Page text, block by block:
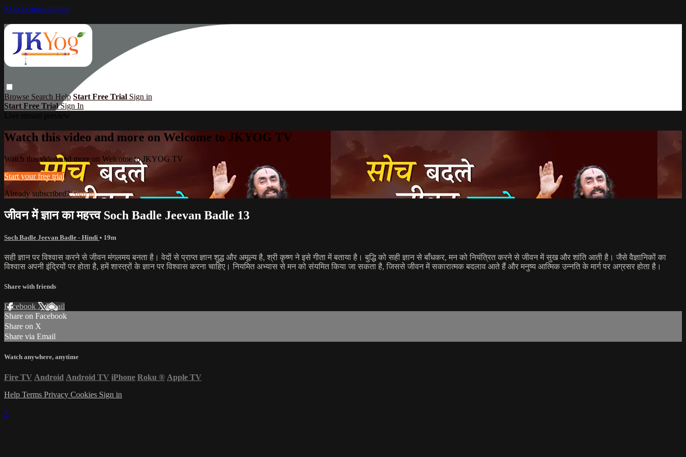
Skip to main content
Browse Search Help Start Free Trial Sign in
Start Free TrialSign In
Watch this video and more on Welcome to JKYOG TV
Watch this video and more on Welcome to JKYOG TV
Start your free trial
Already subscribed?Sign in
जीवन में ज्ञान का महत्त्व Soch Badle Jeevan Badle 13
Soch Badle Jeevan Badle - Hindi • 19m
सही ज्ञान पर विश्वास करने से जीवन मंगलमय बनता है। वेदों से प्राप्त ज्ञान शुद्ध और अमूल्य है, श्री कृष्ण ने इसे गीता में बताया है। बुद्धि को सही ज्ञान से बाँधकर, मन को नियंत्रित करने से जीवन में सुख और शांति आती है। जैसे वैज्ञानिकों का
विश्वास अपनी इंद्रियों पर होता है, हमें शास्त्रों के ज्ञान पर विश्वास करना चाहिए। नियमित अभ्यास से मन को संयमित किया जा सकता है, जिससे जीवन में सकारात्मक बदलाव आते हैं और मनुष्य आत्मिक उन्नति के मार्ग पर अग्रसर होता है।
Share with friends
Facebook XEmail
Share on Facebook
Share on X
Share via Email
Watch anywhere, anytime
Fire TV Android Android TV iPhone Roku ® Apple TV
Help Terms Privacy Cookies Sign in
×